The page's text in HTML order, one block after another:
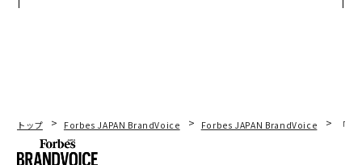
トップ Forbes JAPAN BrandVoice Forbes JAPAN BrandVoice 「